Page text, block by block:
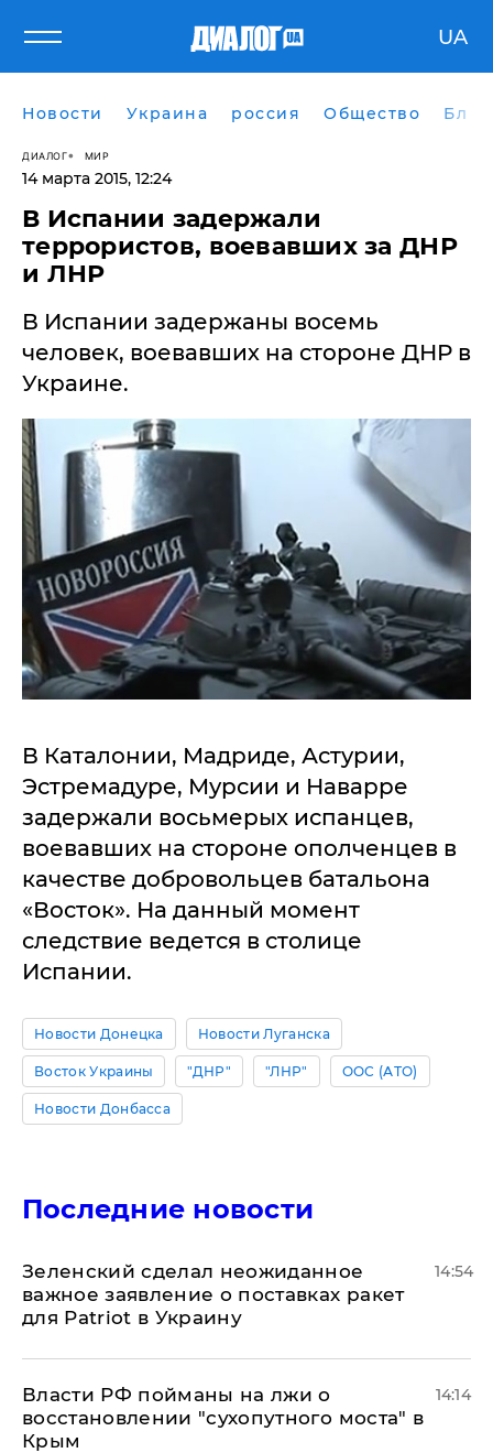
UA
Новости Украина россия Общество
ДИАЛОГ МИР
14 марта 2015, 12:24
В Испании задержали
террористов, воевавших за ДНР
и ЛНР
В Испании задержаны восемь
человек, воевавших на стороне ДНР в
Украине.
В Каталонии, Мадриде, Астурии,
Эстремадуре, Мурсии и Наварре
задержали восьмерых испанцев,
воевавших на стороне ополченцев в
качестве добровольцев батальона
«Восток». На данный момент
следствие ведется в столице
Испании.
Новости Донецка Новости Луганска
Восток Украины "ДНР" "ЛНР" ООС (АТО)
Новости Донбасса
Последние новости
Зеленский сделал неожиданное
важное заявление о поставках ракет
для Patriot в Украину
14:54
Власти РФ пойманы на лжи о
восстановлении "сухопутного моста" в
Крым
14:14